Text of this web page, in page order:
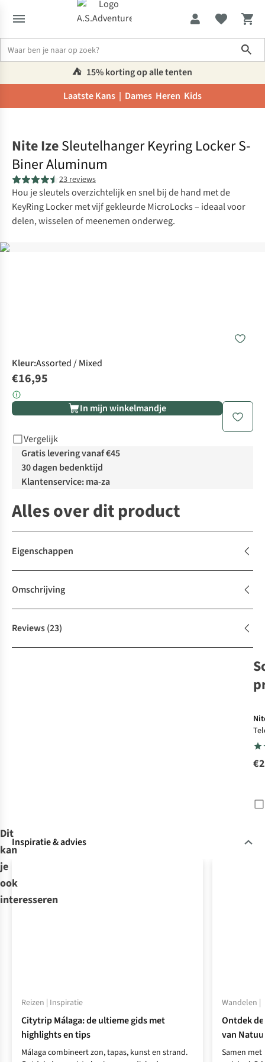
⛺️ 15% korting op alle tenten
Laatste Kans | Dames Heren Kids
Nite IzeSleutelhanger Keyring Locker S-
Biner Aluminum
23 reviews
Hou je sleutels overzichtelijk en snel bij de hand met de
KeyRing Locker met vijf gekleurde MicroLocks – ideaal voor
delen, wisselen of meenemen onderweg.
Kleur:Assorted / Mixed
€16,95
In mijn winkelmandje
Vergelijk
Gratis levering vanaf €45
30 dagen bedenktijd
Klantenservice: ma-za
Alles over dit product
Eigenschappen
Omschrijving
Reviews(23)
Dit
kan
je
ook
interesseren
Inspiratie & advies
Reizen | Inspiratie
Citytrip Málaga: de ultieme gids met
highlights en tips
Málaga combineert zon, tapas, kunst en strand.
Wandelen |
Ontdek
van
Samen